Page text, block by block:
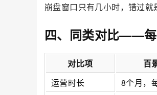
崩盘窗口只有几小时，错过就
四、同类对比——每
对比项 百
运营时长
8个月，